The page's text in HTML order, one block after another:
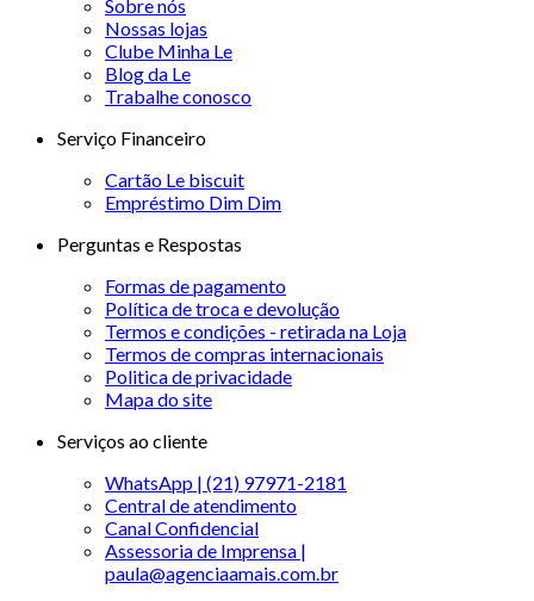
Sobre nós
Nossas lojas
Clube Minha Le
Blog da Le
Trabalhe conosco
Serviço Financeiro
Cartão Le biscuit
Empréstimo Dim Dim
Perguntas e Respostas
Formas de pagamento
Política de troca e devolução
Termos e condições - retirada na Loja
Termos de compras internacionais
Politica de privacidade
Mapa do site
Serviços ao cliente
WhatsApp | (21) 97971-2181
Central de atendimento
Canal Confidencial
Assessoria de Imprensa |
paula@agenciaamais.com.br